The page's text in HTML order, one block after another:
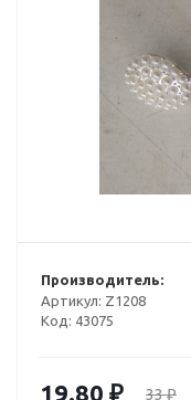
Производитель:
Артикул: Z1208
Код: 43075
19.80 ₽ 33₽